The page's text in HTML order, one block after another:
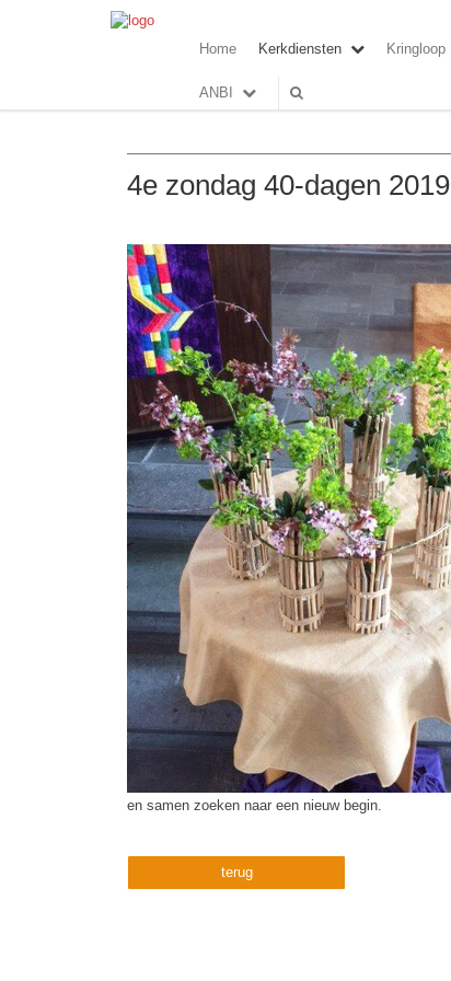
Home Kerkdiensten Kringloop
ANBI
4e zondag 40-dagen 2019
en samen zoeken naar een nieuw begin.
terug